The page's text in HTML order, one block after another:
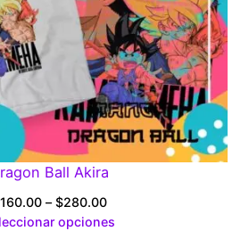
Ball Akira
160.00 – $280.00Price
range:
opciones